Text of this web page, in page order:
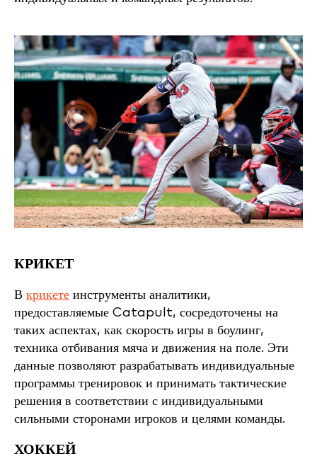
КРИКЕТ
В крикете инструменты аналитики,
предоставляемые Catapult, сосредоточены на
таких аспектах, как скорость игры в боулинг,
техника отбивания мяча и движения на поле. Эти
данные позволяют разрабатывать индивидуальные
программы тренировок и принимать тактические
решения в соответствии с индивидуальными
сильными сторонами игроков и целями команды.
ХОККЕЙ